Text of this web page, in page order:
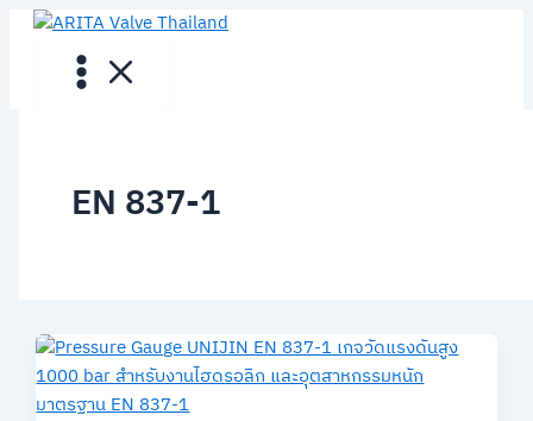
Skip
EN 837-1